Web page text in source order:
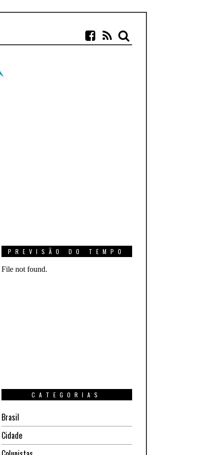
PREVISÃO DO TEMPO
CATEGORIAS
Brasil
Cidade